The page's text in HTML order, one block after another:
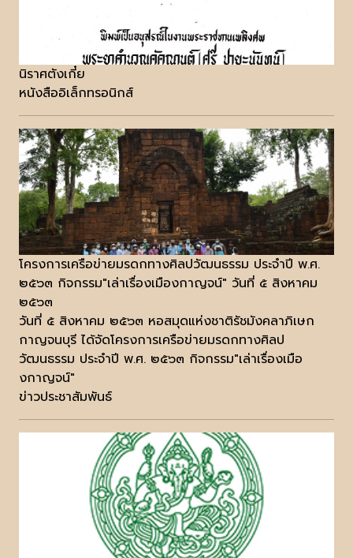
นิราศตังเกี๋ย
หนังสืออิเล็กทรอนิกส์
โครงการเครือข่ายมรดกทางศิลปวัฒนธรรม ประจำปี พ.ศ.
๒๕๖๓ กิจกรรม"เล่าเรื่องเมืองกาญจน์" วันที่ ๕ สิงหาคม
๒๕๖๓
วันที่ ๕ สิงหาคม ๒๕๖๓ หอสมุดแห่งชาติรัชมังคลาภิเษก
กาญจนบุรี ได้จัดโครงการเครือข่ายมรดกทางศิลป
วัฒนธรรม ประจำปี พ.ศ. ๒๕๖๓ กิจกรรม"เล่าเรื่องเมือ
งกาญจน์"
ข่าวประชาสัมพันธ์